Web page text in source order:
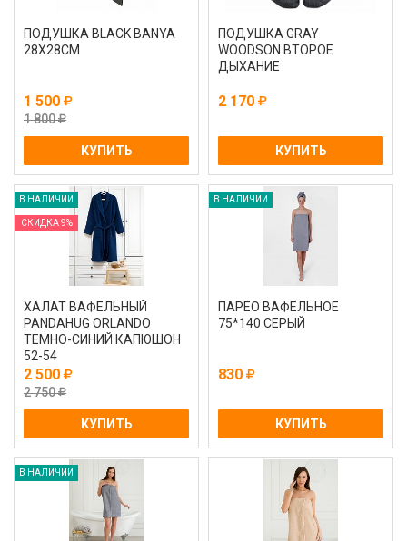
ПОДУШКА BLACK BANYA
28Х28СМ
1 500
1 800
КУПИТЬ
ПОДУШКА GRAY
WOODSON ВТОРОЕ
ДЫХАНИЕ
2 170
КУПИТЬ
В НАЛИЧИИ
СКИДКА 9%
ХАЛАТ ВАФЕЛЬНЫЙ
PANDAHUG ОRLANDO
ТЕМНО-СИНИЙ КАПЮШОН
52-54
2 500
2 750
КУПИТЬ
В НАЛИЧИИ
ПАРЕО ВАФЕЛЬНОЕ
75*140 СЕРЫЙ
830
КУПИТЬ
В НАЛИЧИИ